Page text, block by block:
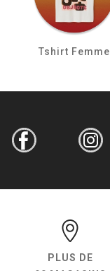
Tshirt Femme
PLUS DE